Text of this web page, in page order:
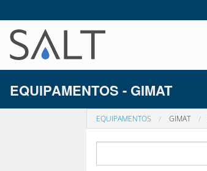
EQUIPAMENTOS - GIMAT
EQUIPAMENTOS GIMAT